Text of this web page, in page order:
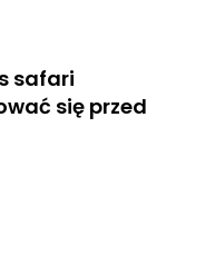
safari
się przed